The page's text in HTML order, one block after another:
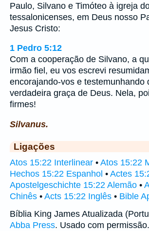
Paulo, Silvano e Timóteo à igreja
tessalonicenses, em Deus nosso
Jesus Cristo:
1 Pedro 5:12
Com a cooperação de Silvano, a
irmão fiel, eu vos escrevi
encorajando-vos e testemunhando
verdadeira graça de Deus. Nela,
firmes!
Silvanus.
Ligações
Atos 15:22 Interlinear • Atos 15:22
Hechos 15:22 Espanhol • Actes
Apostelgeschichte 15:22 Alemão •
Chinês • Acts 15:22 Inglês • Bible
Bíblia King James Atualizada
Abba Press. Usado com permissão.